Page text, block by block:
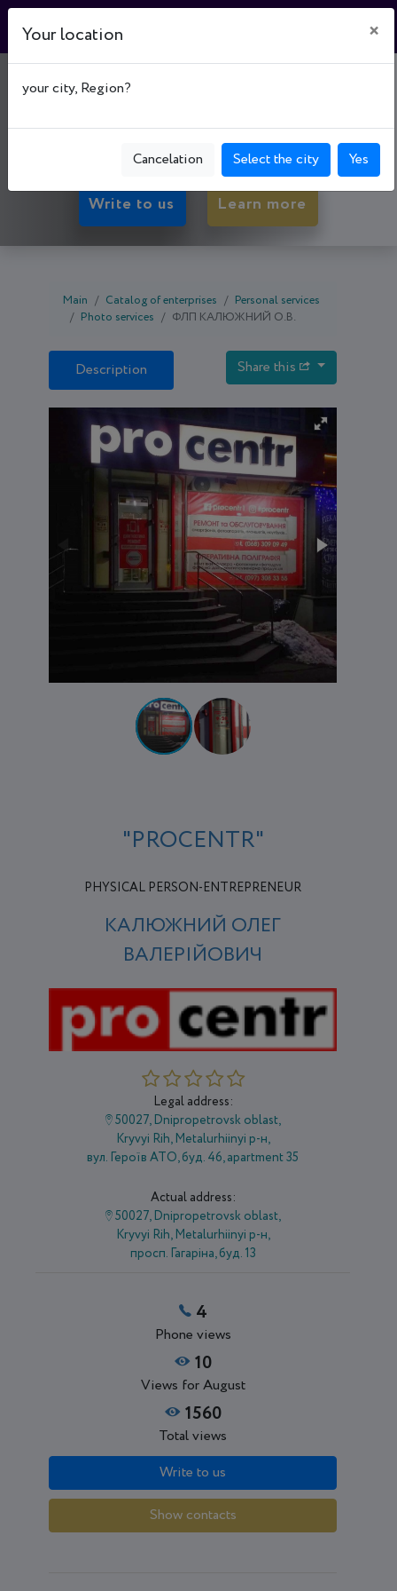
"PROCENTR"
Metalurhiinyi р-н, просп. Гагаріна, буд. 13
Write to us Learn more
Main Catalog of enterprises
Personal services
Photo services
ФЛП КАЛЮЖНИЙ О.В.
Description Share this
"PROCENTR"
PHYSICAL PERSON-ENTREPRENEUR
КАЛЮЖНИЙ ОЛЕГ
ВАЛЕРІЙОВИЧ
Legal address:
50027, Dnipropetrovsk oblast,
Kryvyi Rih, Metalurhiinyi р-н,
вул. Героїв АТО, буд. 46, apartment 35
Actual address:
50027, Dnipropetrovsk oblast,
Kryvyi Rih, Metalurhiinyi р-н,
просп. Гагаріна, буд. 13
4
Phone views
10
Views for August
1560
Total views
Write to us
Show contacts
Your location ×
your city, Region?
Cancelation Select the city Yes